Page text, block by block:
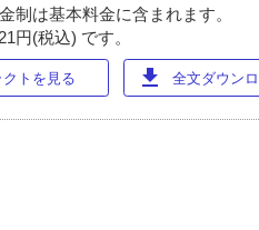
制は基本料金に含まれます。
円(税込) です。
トを見る download 全文ダウン